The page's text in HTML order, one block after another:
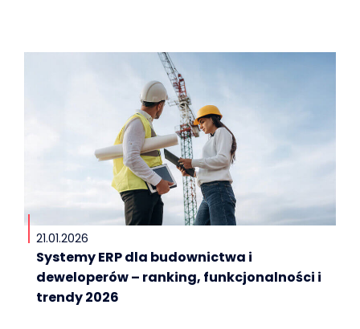
21.01.2026
Systemy ERP dla budownictwa i
deweloperów – ranking, funkcjonalności i
trendy 2026